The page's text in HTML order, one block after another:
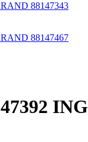
88147343
88147467